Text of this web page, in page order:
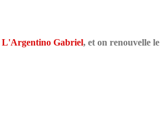
L'Argentino Gabriel, et on renouvelle le